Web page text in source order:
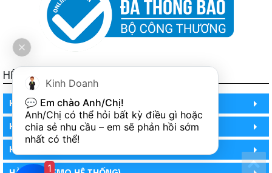
HỆ THỐNG TCA - TRUNG CHÍNH AUDIO
HỒ CHÍ MINH
HỒ CHÍ MINH
HỒ CHÍ MINH (PHÒNG BẢO HÀNH)
Kinh Doanh
💬 Em chào Anh/Chị!
Anh/Chị có thể hỏi bất kỳ điều gì hoặc
chia sẻ nhu cầu – em sẽ phản hồi sớm
nhất có thể!
1